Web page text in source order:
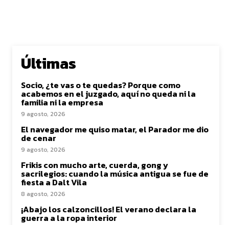
Últimas
Socio, ¿te vas o te quedas? Porque como
acabemos en el juzgado, aquí no queda ni la
familia ni la empresa
9 agosto, 2026
El navegador me quiso matar, el Parador me dio
de cenar
9 agosto, 2026
Frikis con mucho arte, cuerda, gong y
sacrilegios: cuando la música antigua se fue de
fiesta a Dalt Vila
8 agosto, 2026
¡Abajo los calzoncillos! El verano declara la
guerra a la ropa interior